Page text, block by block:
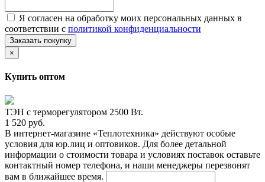
Я согласен на обработку моих персональных данных в
соответствии с политикой конфиденциальности
Заказать покупку
×
Купить оптом
ТЭН c терморегулятором 2500 Вт.
1 520 руб.
В интернет-магазине «Теплотехника» действуют особые
условия для юр.лиц и оптовиков. Для более детальной
информации о стоимости товара и условиях поставок оставьте
контактный номер телефона, и наши менеджеры перезвонят
вам в ближайшее время.